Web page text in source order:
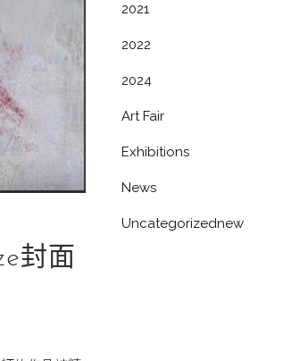
封面
2021
2022
2024
Art Fair
Exhibitions
News
Uncategorizednew